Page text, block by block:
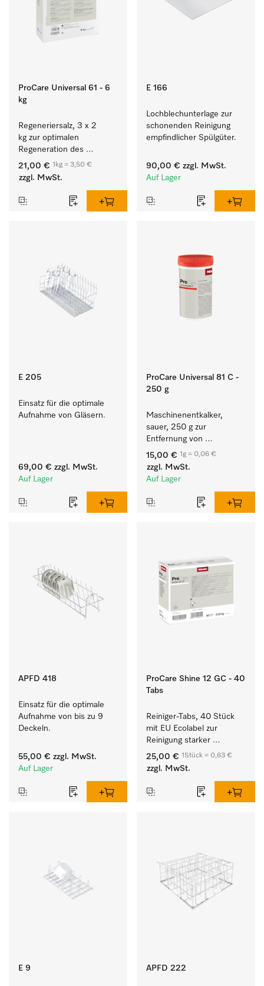
ProCare Universal 61 - 6
kg
Regeneriersalz, 3 x 2
kg zur optimalen
Regeneration des
internen Enthärters.
21,00 € 1kg = 3,50 €
zzgl. MwSt.
E 166
Lochblechunterlage zur
schonenden Reinigung
empfindlicher Spülgüter.
90,00 € zzgl. MwSt.
Auf Lager
E 205
Einsatz für die optimale
Aufnahme von Gläsern.
69,00 € zzgl. MwSt.
Auf Lager
ProCare Universal 81 C -
250 g
Maschinenentkalker,
sauer, 250 g zur
Entfernung von
hartnäckigen
Kalkablagerungen.
15,00 € 1g = 0,06 €
zzgl. MwSt.
Auf Lager
APFD 418
Einsatz für die optimale
Aufnahme von bis zu 9
Deckeln.
55,00 € zzgl. MwSt.
Auf Lager
ProCare Shine 12 GC - 40
Tabs
Reiniger-Tabs, 40 Stück
mit EU Ecolabel zur
Reinigung starker
Anschmutzungen von
Geschirr, Besteck und
25,00 € 1Stück = 0,63 €
zzgl. MwSt.
E 9 APFD 222